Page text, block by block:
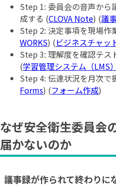
Step 1: 委員会の音声から
成する (CLOVA Note) (議
Step 2: 決定事項を現場作
WORKS) (ビジネスチャッ
Step 3: 理解度を確認テス
(学習管理システム（LMS）
Step 4: 伝達状況を月次で
Forms) (フォーム作成)
なぜ安全衛生委員会
届かないのか
議事録が作られて終わりに